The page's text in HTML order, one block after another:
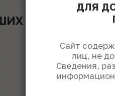
ДЛЯ
Сайт
лиц, не
Сведения,